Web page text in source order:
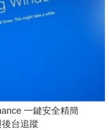
一鍵安全精簡
台追蹤